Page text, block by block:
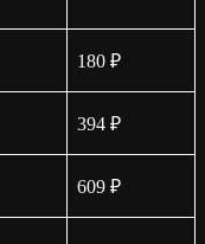
180 ₽
394 ₽
609 ₽